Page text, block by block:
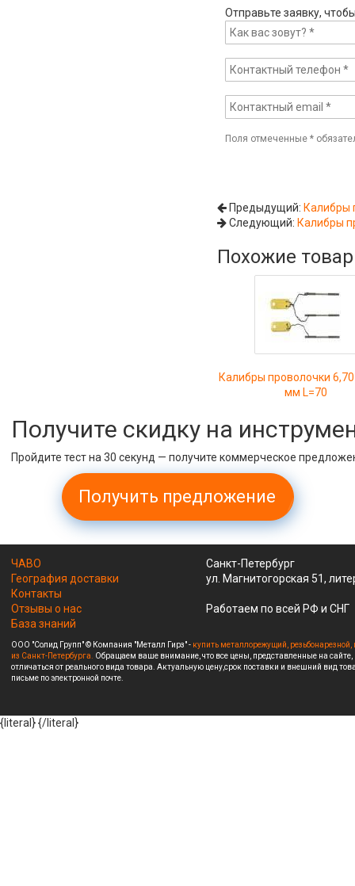
Отправьте заявку,
Поля отмеченные*
Предыдущий: Калибры
Следующий: Калибры
Похожие
Калибры проволочки
мм L=70
Получите скидку на
Пройдите тест на 30 секунд — получите коммерческое
Получить предложение
ЧАВО
География доставки
Контакты
Отзывы о нас
База знаний
Санкт-Петербург
ул. Магнитогорская 51,
Работаем по всей РФ и СНГ
ООО "Солид Групп" © Компания "Металл Гирз" - купить металлорежущий,
из Санкт-Петербурга. Обращаем ваше внимание, что все цены, представленные на
отличаться от реального вида товара. Актуальную цену,срок поставки и внешний вид
письме по электронной почте.
{literal}{/literal}